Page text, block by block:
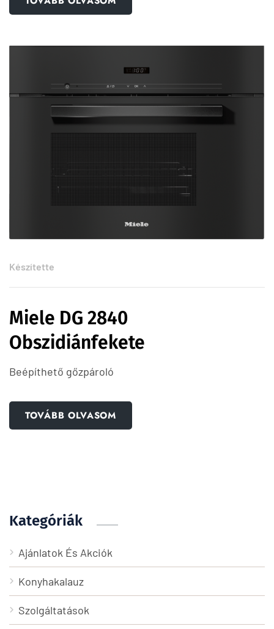
Készítette
Miele DG 2840
Obszidiánfekete
Beépíthető gőzpároló
TOVÁBB OLVASOM
Kategóriák
Ajánlatok És Akciók
Konyhakalauz
Szolgáltatások